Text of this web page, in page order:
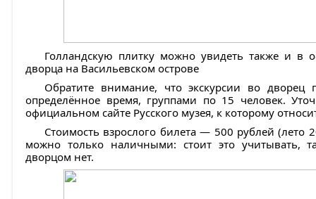
Голландскую плитку можно увидеть также и в
дворца на Васильевском острове
Обратите внимание, что экскурсии во дворец
определённое время, группами по 15 человек.
официальном сайте Русского музея, к которому
Стоимость взрослого билета — 500 рублей (лето
можно только наличными: стоит это учитывать,
дворцом нет.